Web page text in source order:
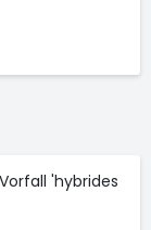
'hybrides